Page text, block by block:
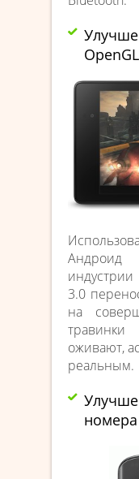
3.0
на
оживают,
реальным.
номера